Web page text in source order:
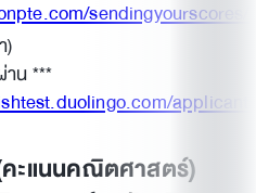
sendingyourscores/
)
าน ***
ะแนนคณิตศาสตร์)